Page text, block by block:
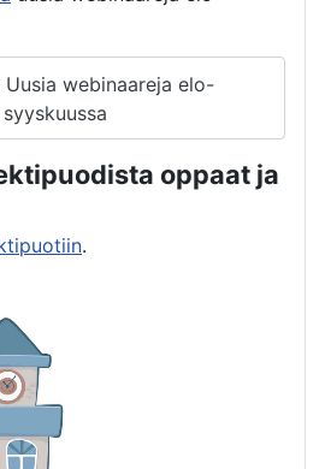
Uusia webinaareja elo-
syyskuussa
oppaat ja
.